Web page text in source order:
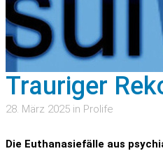
Trauriger
28. März 2025 in Prolife
Die Euthanasiefälle aus